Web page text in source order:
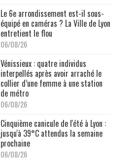
Le 6e arrondissement est-il sous-
équipé en caméras ? La Ville de Lyon
entretient le flou
06/08/26
Vénissieux : quatre individus
interpellés après avoir arraché le
collier d’une femme à une station
de métro
06/08/26
Cinquième canicule de l'été à Lyon :
jusqu'à 39°C attendus la semaine
prochaine
06/08/26